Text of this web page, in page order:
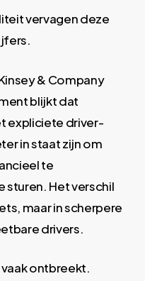
vervagen deze
& Company
blijkt dat
expliciete driver-
in staat zijn om
te
sturen. Het verschil
maar in scherpere
drivers.
vaak ontbreekt.